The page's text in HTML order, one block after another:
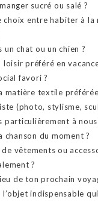
sucré ou salé ?
choix entre habiter à la
un chat ou un chien ?
préféré en
favori ?
matière textile
(photo, stylisme,
particulièrement à
chanson du moment ?
de vêtements ou
?
de ton prochain
indispensable